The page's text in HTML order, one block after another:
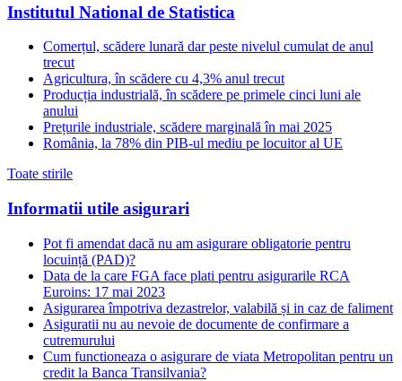
Institutul National de Statistica
Comerțul, scădere lunară dar peste nivelul cumulat de anul
trecut
Agricultura, în scădere cu 4,3% anul trecut
Producția industrială, în scădere pe primele cinci luni ale
anului
Prețurile industriale, scădere marginală în mai 2025
România, la 78% din PIB-ul mediu pe locuitor al UE
Toate stirile
Informatii utile asigurari
Pot fi amendat dacă nu am asigurare obligatorie pentru
locuință (PAD)?
Data de la care FGA face plati pentru asigurarile RCA
Euroins: 17 mai 2023
Asigurarea împotriva dezastrelor, valabilă și in caz de faliment
Asiguratii nu au nevoie de documente de confirmare a
cutremurului
Cum functioneaza o asigurare de viata Metropolitan pentru un
credit la Banca Transilvania?